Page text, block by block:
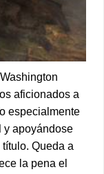
aficionados a
especialmente
y apoyándose
Queda a
la pena el